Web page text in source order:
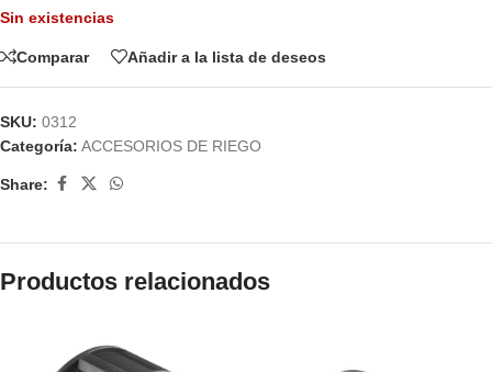
Sin existencias
Comparar Añadir a la lista de deseos
SKU: 0312
Categoría: ACCESORIOS DE RIEGO
Share:
Productos relacionados